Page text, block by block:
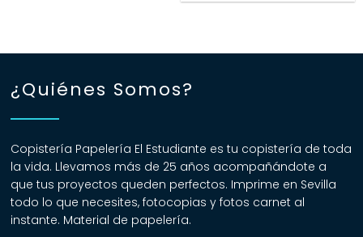
¿Quiénes Somos?
Copistería Papelería El Estudiante es tu copistería de toda
la vida. Llevamos más de 25 años acompañándote a
que tus proyectos queden perfectos. Imprime en Sevilla
todo lo que necesites, fotocopias y fotos carnet al
instante. Material de papelería.